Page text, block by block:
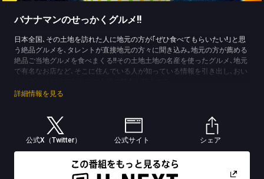
バナナマンのせっかくグルメ!!
日本全国､その土地を訪れた人に地元の方が｢ぜひ食べてもらいたい!｣と思
う絶品グルメを､タレントが直接地元の方々に聞き込み｡地元の方が薦める
絶品ご当地グルメを食べまくる!!その土地土地の名産を使ったグルメ､地元
で有名なお店など､そこに住んでいる人が知っている情報を引き出し､おい
(C)TBS
詳細情報を見る
公式X（Twitter） 公式サイト シェア